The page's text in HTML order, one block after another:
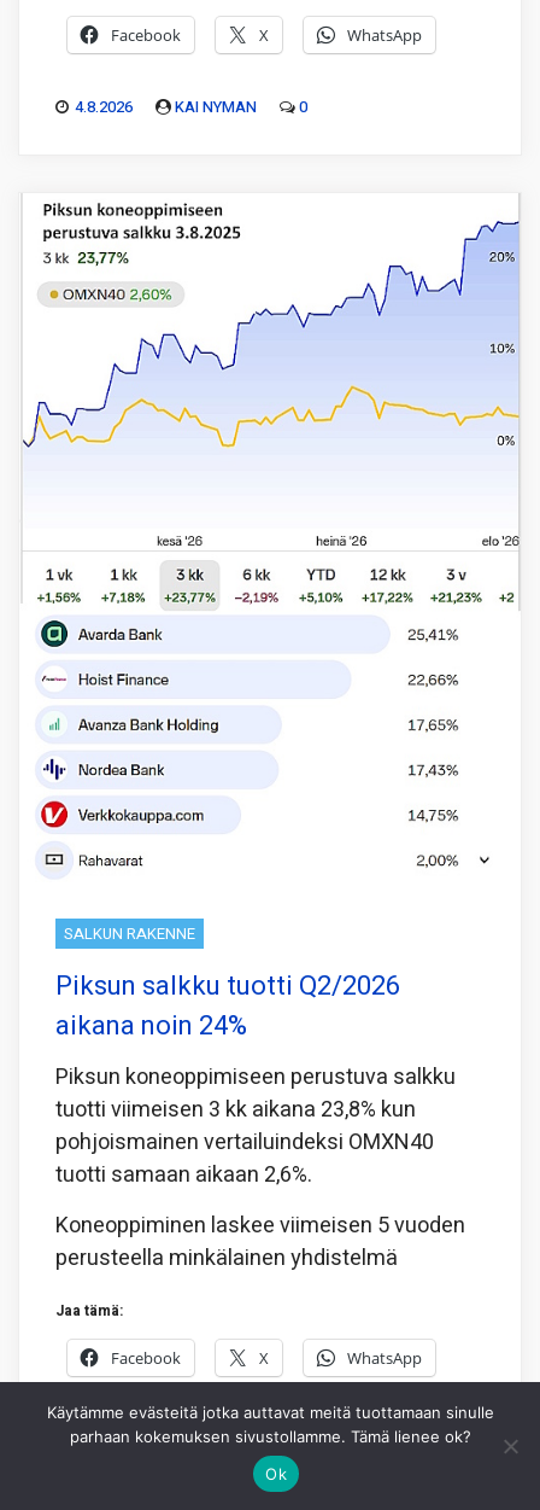
Facebook X WhatsApp
4.8.2026 KAI NYMAN 0
SALKUN RAKENNE
Piksun salkku tuotti Q2/2026
aikana noin 24%
Piksun koneoppimiseen perustuva salkku
tuotti viimeisen 3 kk aikana 23,8% kun
pohjoismainen vertailuindeksi OMXN40
tuotti samaan aikaan 2,6%.
Koneoppiminen laskee viimeisen 5 vuoden
perusteella minkälainen yhdistelmä
Jaa tämä:
Facebook X WhatsApp
3.8.2026 PIKSU TOIMITUS 0
Käytämme evästeitä jotka auttavat meitä tuottamaan sinulle
parhaan kokemuksen sivustollamme. Tämä lienee ok?
Ok